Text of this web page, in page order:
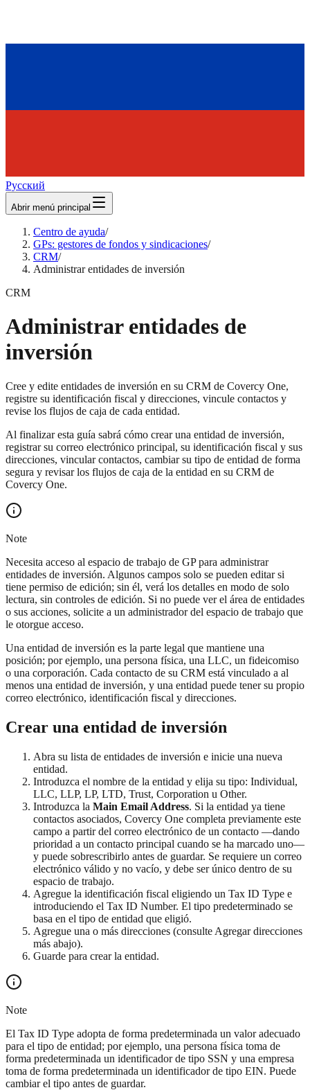
Русский
Abrir menú principal
Centro de ayuda/
GPs: gestores de fondos y sindicaciones/
CRM/
Administrar entidades de inversión
CRM
Administrar entidades de
inversión
Cree y edite entidades de inversión en su CRM de Covercy One,
registre su identificación fiscal y direcciones, vincule contactos y
revise los flujos de caja de cada entidad.
Al finalizar esta guía sabrá cómo crear una entidad de inversión,
registrar su correo electrónico principal, su identificación fiscal y sus
direcciones, vincular contactos, cambiar su tipo de entidad de forma
segura y revisar los flujos de caja de la entidad en su CRM de
Covercy One.
Note
Necesita acceso al espacio de trabajo de GP para administrar
entidades de inversión. Algunos campos solo se pueden editar si
tiene permiso de edición; sin él, verá los detalles en modo de solo
lectura, sin controles de edición. Si no puede ver el área de entidades
o sus acciones, solicite a un administrador del espacio de trabajo que
le otorgue acceso.
Una entidad de inversión es la parte legal que mantiene una
posición; por ejemplo, una persona física, una LLC, un fideicomiso
o una corporación. Cada contacto de su CRM está vinculado a al
menos una entidad de inversión, y una entidad puede tener su propio
correo electrónico, identificación fiscal y direcciones.
Crear una entidad de inversión
Abra su lista de entidades de inversión e inicie una nueva
entidad.
Introduzca el nombre de la entidad y elija su tipo: Individual,
LLC, LLP, LP, LTD, Trust, Corporation u Other.
Introduzca la Main Email Address. Si la entidad ya tiene
contactos asociados, Covercy One completa previamente este
campo a partir del correo electrónico de un contacto —dando
prioridad a un contacto principal cuando se ha marcado uno—
y puede sobrescribirlo antes de guardar. Se requiere un correo
electrónico válido y no vacío, y debe ser único dentro de su
espacio de trabajo.
Agregue la identificación fiscal eligiendo un Tax ID Type e
introduciendo el Tax ID Number. El tipo predeterminado se
basa en el tipo de entidad que eligió.
Agregue una o más direcciones (consulte Agregar direcciones
más abajo).
Guarde para crear la entidad.
Note
El Tax ID Type adopta de forma predeterminada un valor adecuado
para el tipo de entidad; por ejemplo, una persona física toma de
forma predeterminada un identificador de tipo SSN y una empresa
toma de forma predeterminada un identificador de tipo EIN. Puede
cambiar el tipo antes de guardar.